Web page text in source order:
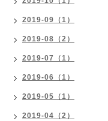
2019-09（1）
2019-08（2）
2019-07（1）
2019-06（1）
2019-05（1）
2019-04（2）